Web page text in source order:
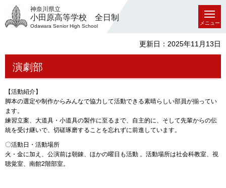
神奈川県立
小田原高等学校 全日制
Odawara Senior High School
メニュー
更新日：2025年11月13日
演劇部
【活動紹介】
脚本の選定や制作からみんなで協力して活動できる素晴らしい部員が揃ってい
ます。
練習立案、大道具・小道具の製作に至るまで、自主的に、そして先輩からの伝
統を受け継いで、切磋琢磨することを忘れずに前進しています。
〇活動日・活動場所
火・金に加え、公演前は朝錬、ほかの曜日も活動 。活動場所は社会科教室、視
聴覚室、南館2階部室。